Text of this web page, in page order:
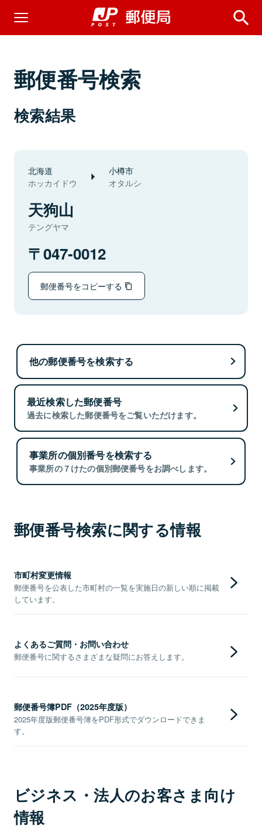
郵便番号検索
検索結果
北海道
ホッカイドウ
小樽市
オタルシ
天狗山
テングヤマ
047-0012
郵便番号をコピーする
他の郵便番号を検索する
最近検索した郵便番号
過去に検索した郵便番号をご覧いただけます。
事業所の個別番号を検索する
事業所の７けたの個別郵便番号をお調べします。
郵便番号検索に関する情報
市町村変更情報
郵便番号を公表した市町村の一覧を実施日の新しい順に掲載
しています。
よくあるご質問・お問い合わせ
郵便番号に関するさまざまな疑問にお答えします。
郵便番号簿PDF（2025年度版）
2025年度版郵便番号簿をPDF形式でダウンロードできま
す。
ビジネス・法人のお客さま向け
情報